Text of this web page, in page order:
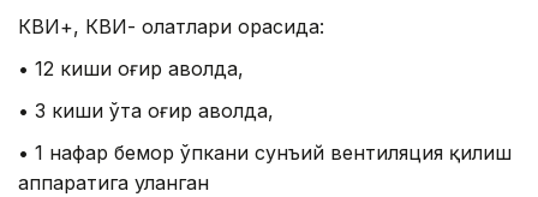
КВИ+, КВИ- ҳолатлари орасида:
• 12 киши оғир аҳволда,
• 3 киши ўта оғир аҳволда,
• 1 нафар бемор ўпкани сунъий вентиляция қилиш
аппаратига уланган